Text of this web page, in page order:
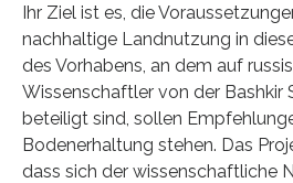
Ihr Ziel ist es, die
nachhaltige Landnutzung in
des Vorhabens, an dem auf
Wissenschaftler von der Bashkir
beteiligt sind, sollen
Bodenerhaltung stehen. Das
dass sich der wissenschaftliche